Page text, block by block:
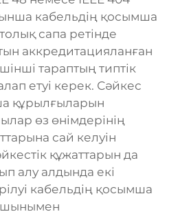
кабельдің қосымша
сапа ретінде
аккредитацияланған
тараптың типтік
етуі керек. Сәйкес
құрылғыларын
өз өнімдерінің
сай келуін
құжаттарын да
алу алдында екі
кабельдің қосымша